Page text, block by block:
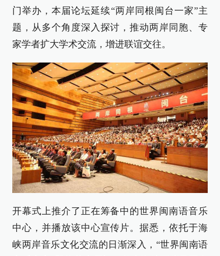
门举办，本届论坛延续“两岸同根闽台一家”主
题，从多个角度深入探讨，推动两岸同胞、专
家学者扩大学术交流，增进联谊交往。
开幕式上推介了正在筹备中的世界闽南语音乐
中心，并播放该中心宣传片。据悉，依托于海
峡两岸音乐文化交流的日渐深入，“世界闽南语